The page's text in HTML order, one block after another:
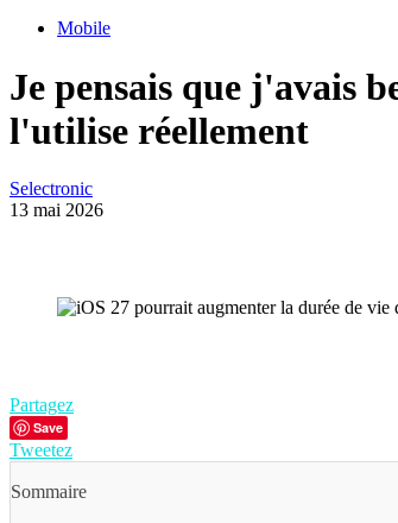
Mobile
Je pensais que j'avais
l'utilise réellement
Selectronic
13 mai 2026
Partagez
Save
Tweetez
Sommaire